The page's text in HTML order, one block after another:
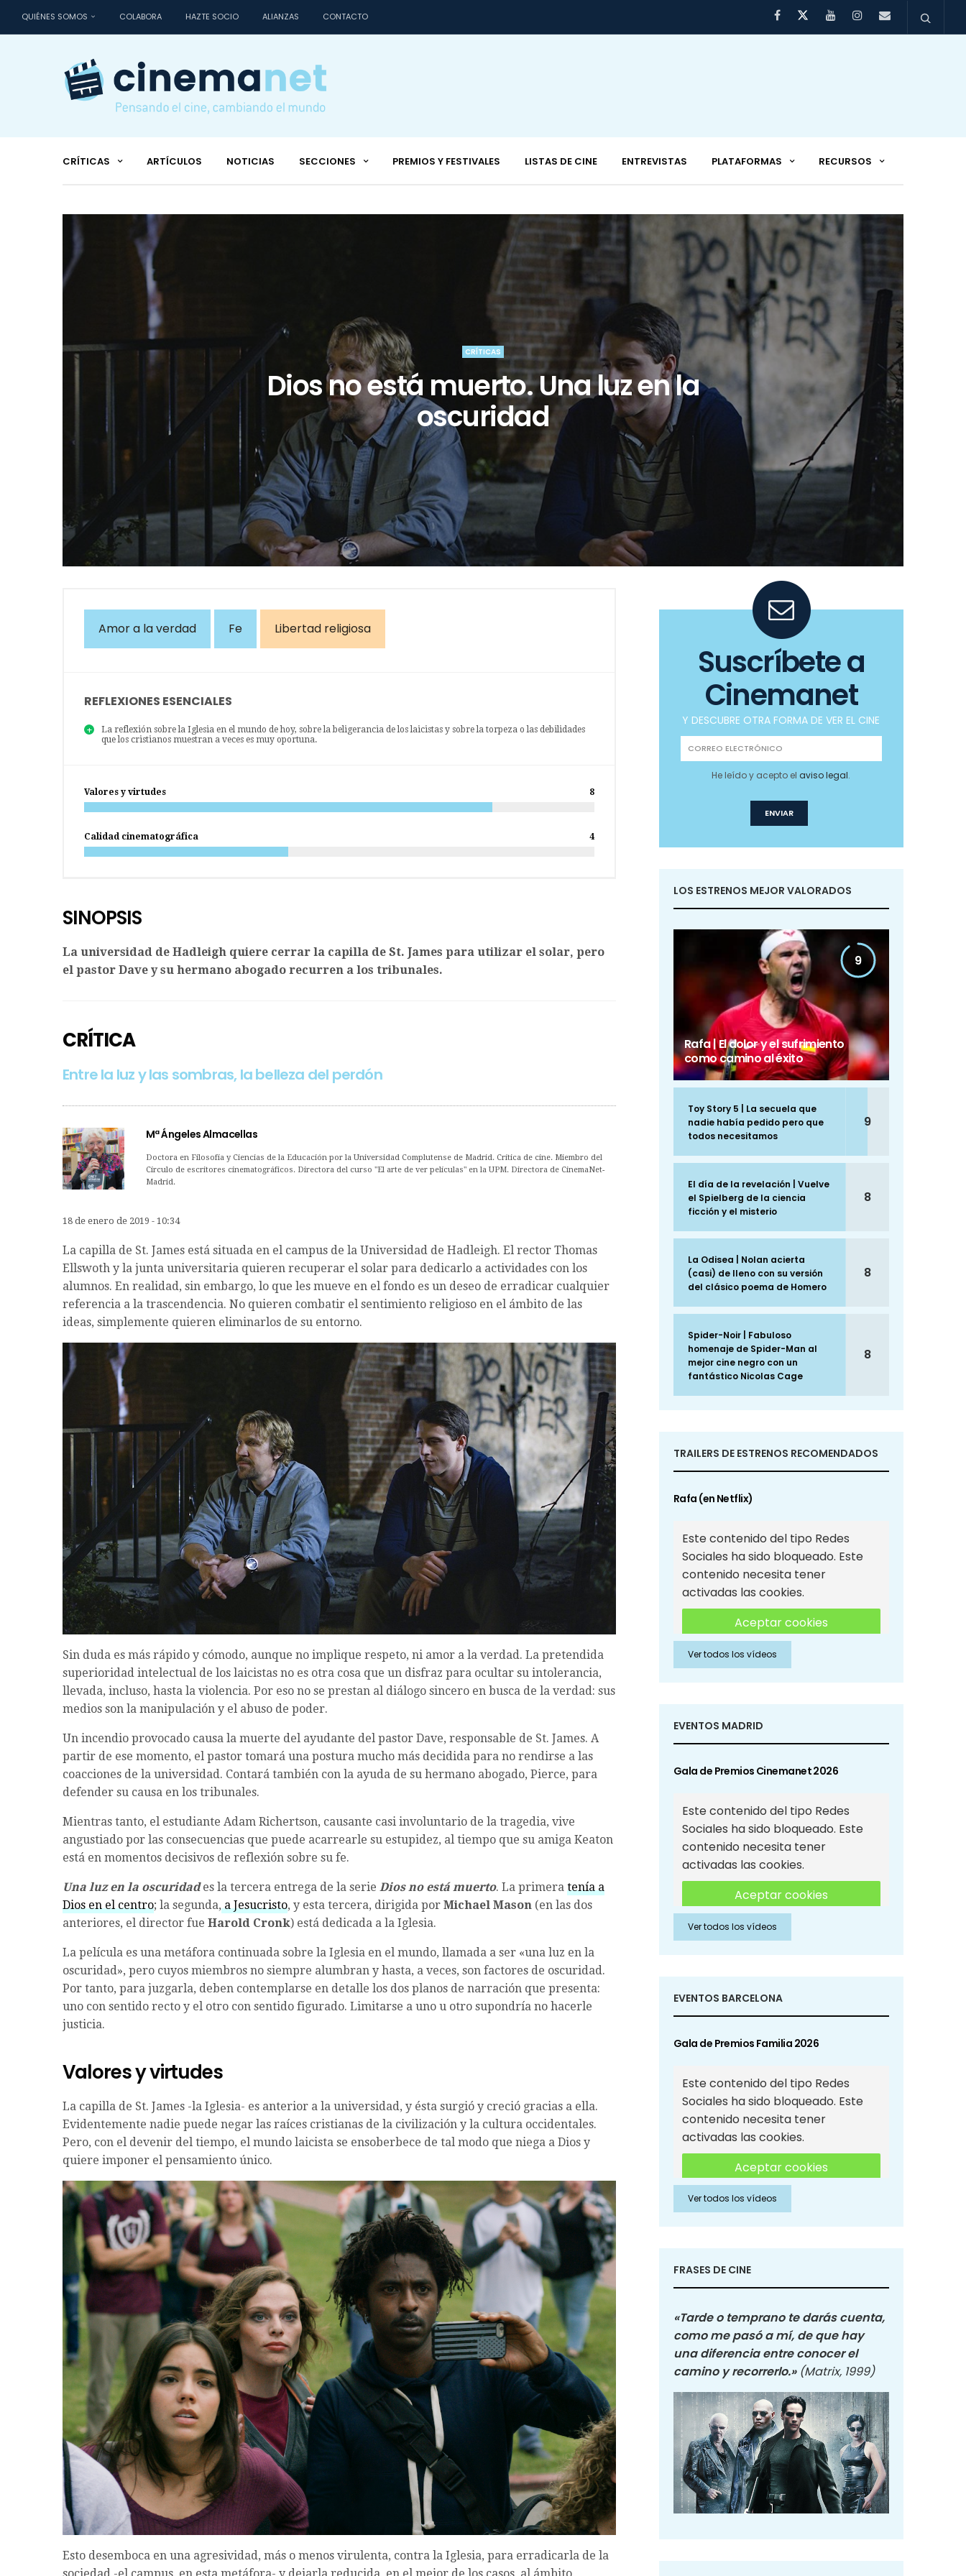
QUIÉNES SOMOS COLABORA HAZTE SOCIO ALIANZAS CONTACTO
CRÍTICAS ARTÍCULOS NOTICIAS SECCIONES PREMIOS Y FESTIVALES LISTAS DE CINE ENTREVISTAS PLATAFORMAS RECURSOS
CRÍTICAS
Dios no está muerto. Una luz en la
oscuridad
Amor a la verdad Fe Libertad religiosa
REFLEXIONES ESENCIALES
La reflexión sobre la Iglesia en el mundo de hoy, sobre la beligerancia de los laicistas y sobre la torpeza o las debilidades
que los cristianos muestran a veces es muy oportuna.
Valores y virtudes 8
Calidad cinematográfica 4
SINOPSIS
La universidad de Hadleigh quiere cerrar la capilla de St. James para utilizar el solar, pero
el pastor Dave y su hermano abogado recurren a los tribunales.
CRÍTICA
Entre la luz y las sombras, la belleza del perdón
Mª Ángeles Almacellas
Doctora en Filosofía y Ciencias de la Educación por la Universidad Complutense de Madrid. Crítica de cine. Miembro del
Círculo de escritores cinematográficos. Directora del curso "El arte de ver películas" en la UPM. Directora de CinemaNet-
Madrid.
18 de enero de 2019 - 10:34
La capilla de St. James está situada en el campus de la Universidad de Hadleigh. El rector Thomas
Ellswoth y la junta universitaria quieren recuperar el solar para dedicarlo a actividades con los
alumnos. En realidad, sin embargo, lo que les mueve en el fondo es un deseo de erradicar cualquier
referencia a la trascendencia. No quieren combatir el sentimiento religioso en el ámbito de las
ideas, simplemente quieren eliminarlos de su entorno.
Sin duda es más rápido y cómodo, aunque no implique respeto, ni amor a la verdad. La pretendida
superioridad intelectual de los laicistas no es otra cosa que un disfraz para ocultar su intolerancia,
llevada, incluso, hasta la violencia. Por eso no se prestan al diálogo sincero en busca de la verdad: sus
medios son la manipulación y el abuso de poder.
Un incendio provocado causa la muerte del ayudante del pastor Dave, responsable de St. James. A
partir de ese momento, el pastor tomará una postura mucho más decidida para no rendirse a las
coacciones de la universidad. Contará también con la ayuda de su hermano abogado, Pierce, para
defender su causa en los tribunales.
Mientras tanto, el estudiante Adam Richertson, causante casi involuntario de la tragedia, vive
angustiado por las consecuencias que puede acarrearle su estupidez, al tiempo que su amiga Keaton
está en momentos decisivos de reflexión sobre su fe.
Una luz en la oscuridades la tercera entrega de la serie Dios no está muerto. La primera tenía a
Dios en el centro; la segunda,a Jesucristo, y esta tercera, dirigida por Michael Mason (en las dos
anteriores, el director fue Harold Cronk) está dedicada a la Iglesia.
La película es una metáfora continuada sobre la Iglesia en el mundo, llamada a ser «una luz en la
oscuridad», pero cuyos miembros no siempre alumbran y hasta, a veces, son factores de oscuridad.
Por tanto, para juzgarla, deben contemplarse en detalle los dos planos de narración que presenta:
uno con sentido recto y el otro con sentido figurado. Limitarse a uno u otro supondría no hacerle
justicia.
Valores y virtudes
La capilla de St. James -la Iglesia- es anterior a la universidad, y ésta surgió y creció gracias a ella.
Evidentemente nadie puede negar las raíces cristianas de la civilización y la cultura occidentales.
Pero, con el devenir del tiempo, el mundo laicista se ensoberbece de tal modo que niega a Dios y
quiere imponer el pensamiento único.
Esto desemboca en una agresividad, más o menos virulenta, contra la Iglesia, para erradicarla de la
sociedad -el campus, en esta metáfora- y dejarla reducida, en el mejor de los casos, al ámbito
Suscríbete a
Cinemanet
Y DESCUBRE OTRA FORMA DE VER EL CINE
He leído y acepto elaviso legal.
LOS ESTRENOS MEJOR VALORADOS
9
Rafa | El dolor y el sufrimiento
como camino al éxito
Toy Story 5 | La secuela que
nadie había pedido pero que
todos necesitamos
9
El día de la revelación | Vuelve
el Spielberg de la ciencia
ficción y el misterio
8
La Odisea | Nolan acierta
(casi) de lleno con su versión
del clásico poema de Homero
8
Spider-Noir | Fabuloso
homenaje de Spider-Man al
mejor cine negro con un
fantástico Nicolas Cage
8
TRAILERS DE ESTRENOS RECOMENDADOS
Rafa (en Netflix)
Este contenido del tipo Redes
Sociales ha sido bloqueado. Este
contenido necesita tener
activadas las cookies.
Aceptar cookies
Aceptar cookies de Redes
Sociales
Ver todos los vídeos
EVENTOS MADRID
Gala de Premios Cinemanet 2026
Este contenido del tipo Redes
Sociales ha sido bloqueado. Este
contenido necesita tener
activadas las cookies.
Aceptar cookies
Aceptar cookies de Redes
Sociales
Ver todos los vídeos
EVENTOS BARCELONA
Gala de Premios Familia 2026
Este contenido del tipo Redes
Sociales ha sido bloqueado. Este
contenido necesita tener
activadas las cookies.
Aceptar cookies
Aceptar cookies de Redes
Sociales
Ver todos los vídeos
FRASES DE CINE
«Tarde o temprano te darás cuenta,
como me pasó a mí, de que hay
una diferencia entre conocer el
camino y recorrerlo.» (Matrix, 1999)